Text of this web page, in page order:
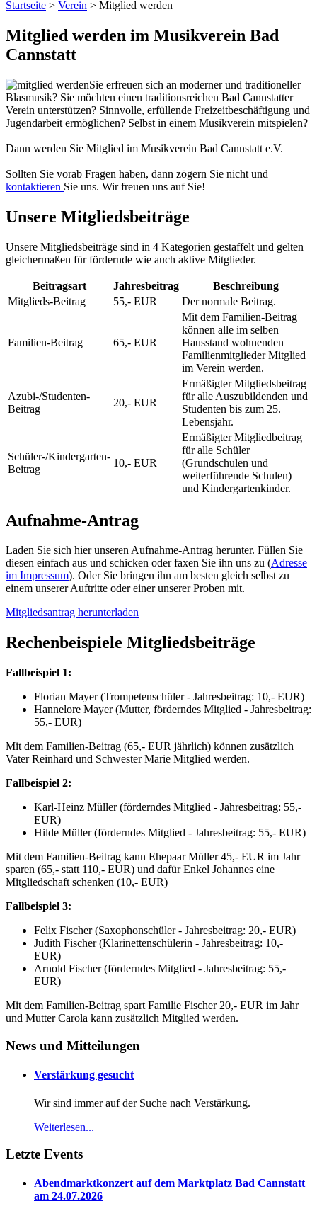
Startseite > Verein > Mitglied werden
Mitglied werden im Musikverein Bad
Cannstatt
Sie erfreuen sich an moderner und traditioneller
Blasmusik? Sie möchten einen traditionsreichen Bad Cannstatter
Verein unterstützen? Sinnvolle, erfüllende Freizeitbeschäftigung und
Jugendarbeit ermöglichen? Selbst in einem Musikverein mitspielen?
Dann werden Sie Mitglied im Musikverein Bad Cannstatt e.V.
Sollten Sie vorab Fragen haben, dann zögern Sie nicht und
kontaktieren Sie uns. Wir freuen uns auf Sie!
Unsere Mitgliedsbeiträge
Unsere Mitgliedsbeiträge sind in 4 Kategorien gestaffelt und gelten
gleichermaßen für fördernde wie auch aktive Mitglieder.
Beitragsart Jahresbeitrag
Beschreibung
Mitglieds-Beitrag
55,- EUR Der normale Beitrag.
Familien-Beitrag 65,- EUR
Mit dem Familien-Beitrag
können alle im selben
Hausstand wohnenden
Familienmitglieder Mitglied
im Verein werden.
Azubi-/Studenten-
Beitrag
20,- EUR
Ermäßigter Mitgliedsbeitrag
für alle Auszubildenden und
Studenten bis zum 25.
Lebensjahr.
Schüler-/Kindergarten-
Beitrag
10,- EUR
Ermäßigter Mitgliedbeitrag
für alle Schüler
(Grundschulen und
weiterführende Schulen)
und Kindergartenkinder.
Aufnahme-Antrag
Laden Sie sich hier unseren Aufnahme-Antrag herunter. Füllen Sie
diesen einfach aus und schicken oder faxen Sie ihn uns zu (Adresse
im Impressum). Oder Sie bringen ihn am besten gleich selbst zu
einem unserer Auftritte oder einer unserer Proben mit.
Mitgliedsantrag herunterladen
Rechenbeispiele Mitgliedsbeiträge
Fallbeispiel 1:
Florian Mayer (Trompetenschüler - Jahresbeitrag: 10,- EUR)
Hannelore Mayer (Mutter, förderndes Mitglied - Jahresbeitrag:
55,- EUR)
Mit dem Familien-Beitrag (65,- EUR jährlich) können zusätzlich
Vater Reinhard und Schwester Marie Mitglied werden.
Fallbeispiel 2:
Karl-Heinz Müller (förderndes Mitglied - Jahresbeitrag: 55,-
EUR)
Hilde Müller (förderndes Mitglied - Jahresbeitrag: 55,- EUR)
Mit dem Familien-Beitrag kann Ehepaar Müller 45,- EUR im Jahr
sparen (65,- statt 110,- EUR) und dafür Enkel Johannes eine
Mitgliedschaft schenken (10,- EUR)
Fallbeispiel 3:
Felix Fischer (Saxophonschüler - Jahresbeitrag: 20,- EUR)
Judith Fischer (Klarinettenschülerin - Jahresbeitrag: 10,-
EUR)
Arnold Fischer (förderndes Mitglied - Jahresbeitrag: 55,-
EUR)
Mit dem Familien-Beitrag spart Familie Fischer 20,- EUR im Jahr
und Mutter Carola kann zusätzlich Mitglied werden.
News und Mitteilungen
Verstärkung gesucht
Wir sind immer auf der Suche nach Verstärkung.
Weiterlesen...
Letzte Events
Abendmarktkonzert auf dem Marktplatz Bad Cannstatt
am 24.07.2026